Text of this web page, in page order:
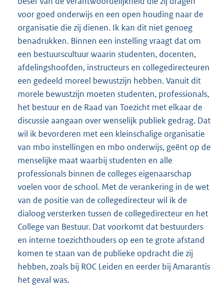
voor goed onderwijs en een open houding naar de
organisatie die zij dienen. Ik kan dit niet genoeg
benadrukken. Binnen een instelling vraagt dat om
een bestuurscultuur waarin studenten, docenten,
afdelingshoofden, instructeurs en collegedirecteuren
een gedeeld moreel bewustzijn hebben. Vanuit dit
morele bewustzijn moeten studenten, professionals,
het bestuur en de Raad van Toezicht met elkaar de
discussie aangaan over wenselijk publiek gedrag. Dat
wil ik bevorderen met een kleinschalige organisatie
van mbo instellingen en mbo onderwijs, geënt op de
menselijke maat waarbij studenten en alle
professionals binnen de colleges eigenaarschap
voelen voor de school. Met de verankering in de wet
van de positie van de collegedirecteur wil ik de
dialoog versterken tussen de collegedirecteur en het
College van Bestuur. Dat voorkomt dat bestuurders
en interne toezichthouders op een te grote afstand
komen te staan van de publieke opdracht die zij
hebben, zoals bij ROC Leiden en eerder bij Amarantis
het geval was.